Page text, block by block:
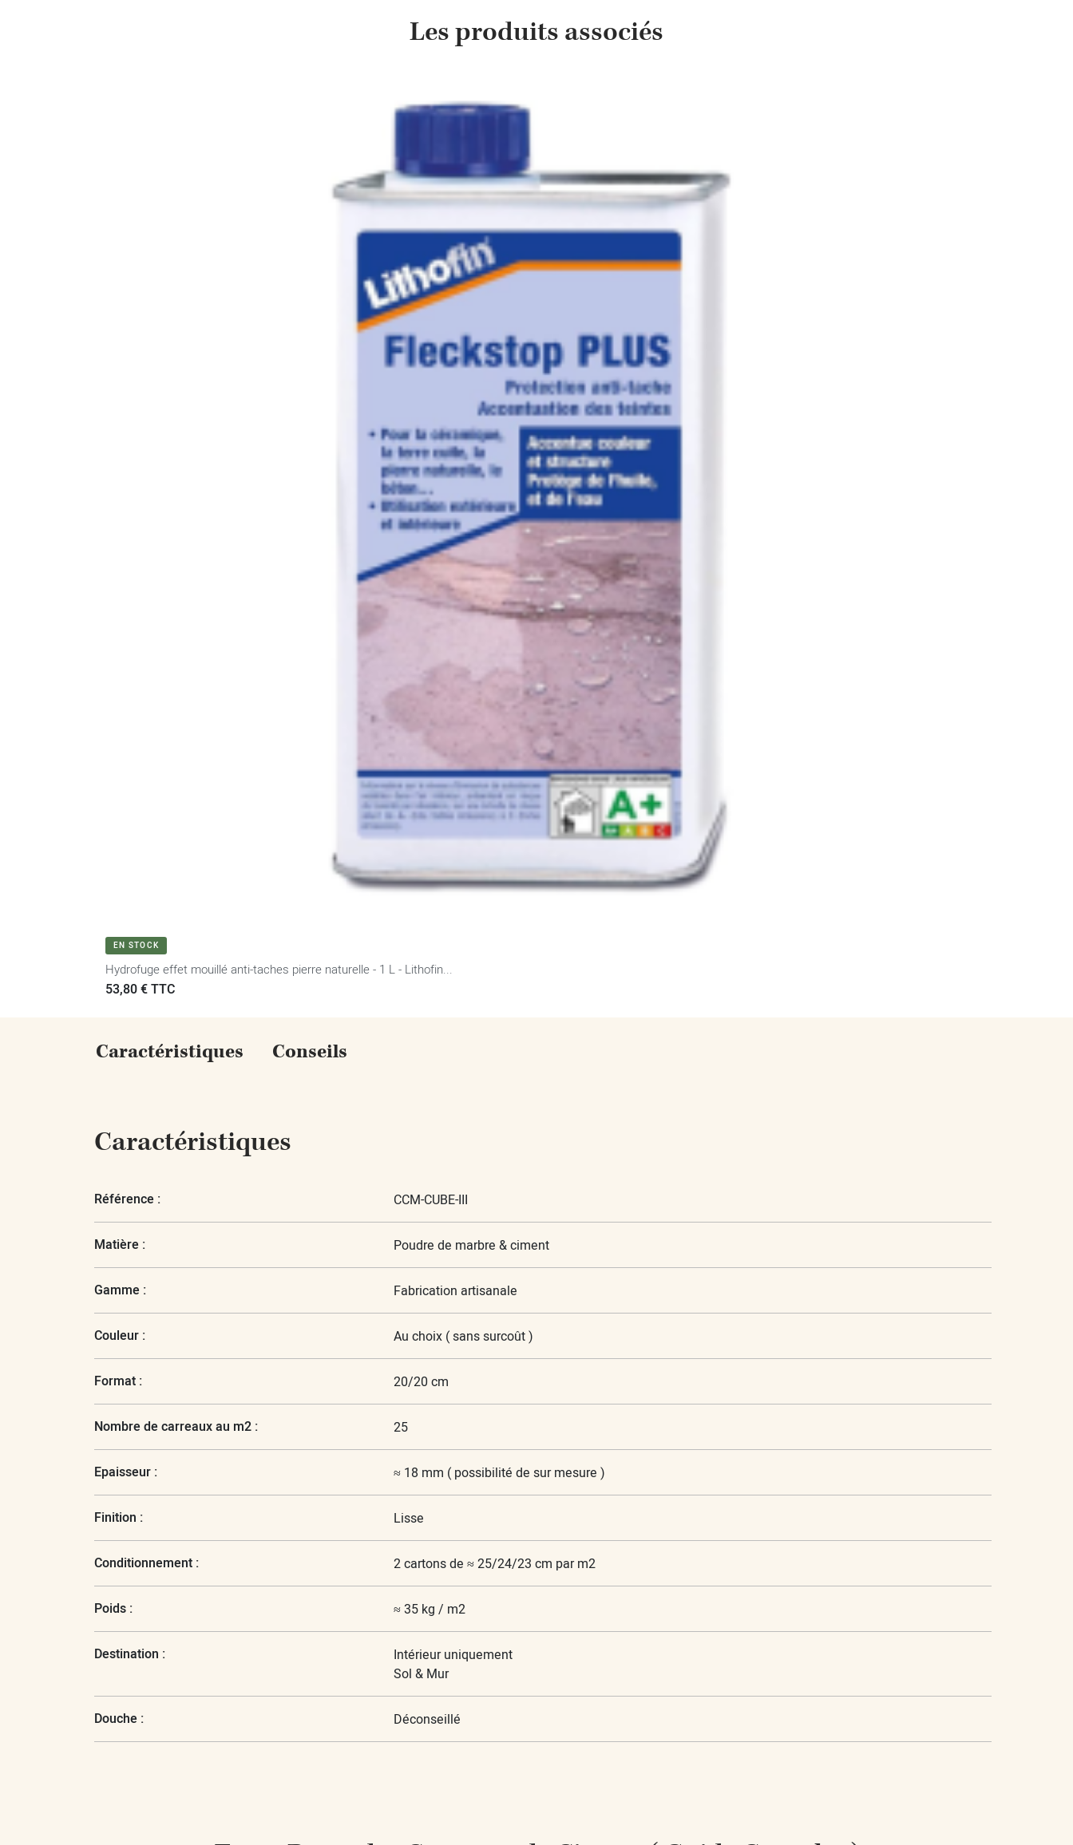
Les produits associés
EN STOCK
Hydrofuge effet mouillé anti-taches pierre naturelle - 1 L - Lithofin...
Prix
53,80 € TTC
Caractéristiques Conseils
Caractéristiques
Référence : CCM-CUBE-III
Matière : Poudre de marbre & ciment
Gamme : Fabrication artisanale
Couleur : Au choix ( sans surcoût )
Format : 20/20 cm
Nombre de carreaux au m2 : 25
Epaisseur : ≈ 18 mm ( possibilité de sur mesure )
Finition : Lisse
Conditionnement : 2 cartons de ≈ 25/24/23 cm par m2
Poids : ≈ 35 kg / m2
Destination :
Intérieur uniquement
Sol & Mur
Douche : Déconseillé